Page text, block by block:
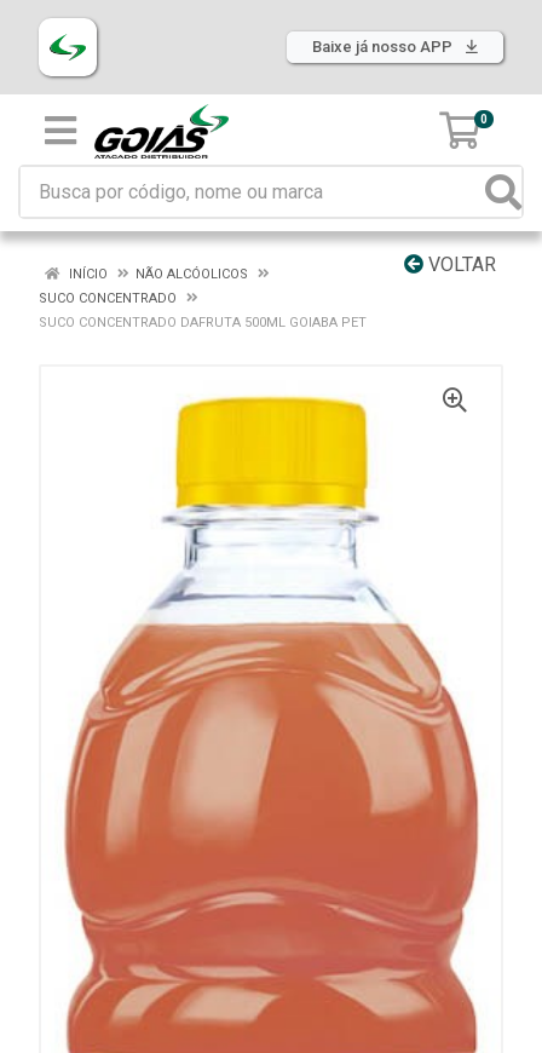
Baixe já nosso APP
0
VOLTAR
INÍCIO
NÃO ALCÓOLICOS
SUCO CONCENTRADO
SUCO CONCENTRADO DAFRUTA 500ML GOIABA PET